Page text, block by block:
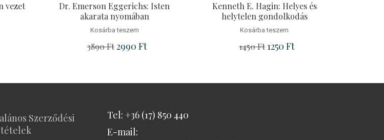
vezet
Dr. Emerson Eggerichs: Isten
akarata nyomában
Kosárba teszem
3890Ft Original price was: 3890 Ft.
2990 FtCurrent price is: 2990 Ft.
Kenneth E. Hagin: Helyes és
helytelen gondolkodás
Kosárba teszem
1450Ft Original price was: 1450 Ft.
1250FtCurrent price is: 1250 Ft.
Szerződési
Tel: +36 (17) 850 440
E-mail: